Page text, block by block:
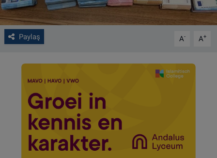
Paylaş A- A+
Çerez Politikası